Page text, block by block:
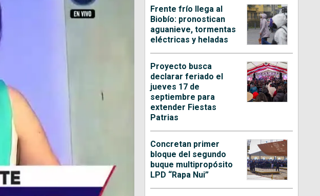
Frente frío llega al
Biobío: pronostican
aguanieve, tormentas
eléctricas y heladas
Proyecto busca
declarar feriado el
jueves 17 de
septiembre para
extender Fiestas
Patrias
Concretan primer
bloque del segundo
buque multipropósito
LPD “Rapa Nui”